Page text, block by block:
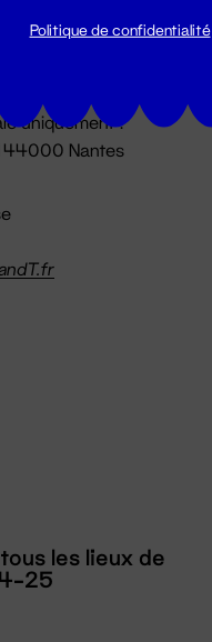
14h → 18h
uniquement :
44000 Nantes
les lieux de
25
Politique de confidentialité